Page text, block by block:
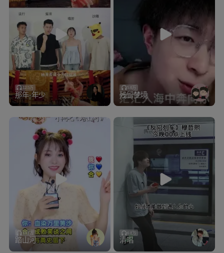
12.5万
那年·年少
5.6万
残留梦境
14.7万
踏山河
6.8万
清唱